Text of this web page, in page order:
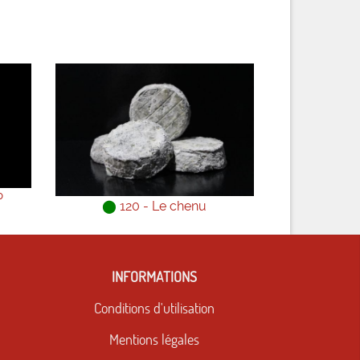
⬤120 - Le chenu
INFORMATIONS
Conditions d'utilisation
Mentions légales